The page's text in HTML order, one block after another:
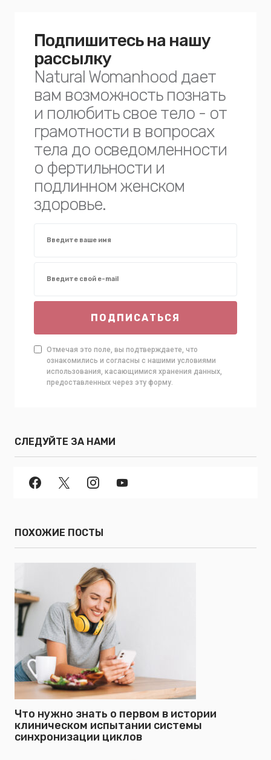
Подпишитесь на нашу
рассылку
Natural Womanhood дает
вам возможность познать
и полюбить свое тело - от
грамотности в вопросах
тела до осведомленности
о фертильности и
подлинном женском
здоровье.
ПОДПИСАТЬСЯ
Отмечая это поле, вы подтверждаете, что
ознакомились и согласны с нашими условиями
использования, касающимися хранения данных,
предоставленных через эту форму.
СЛЕДУЙТЕ ЗА НАМИ
ПОХОЖИЕ ПОСТЫ
Что нужно знать о первом в истории
клиническом испытании системы
синхронизации циклов